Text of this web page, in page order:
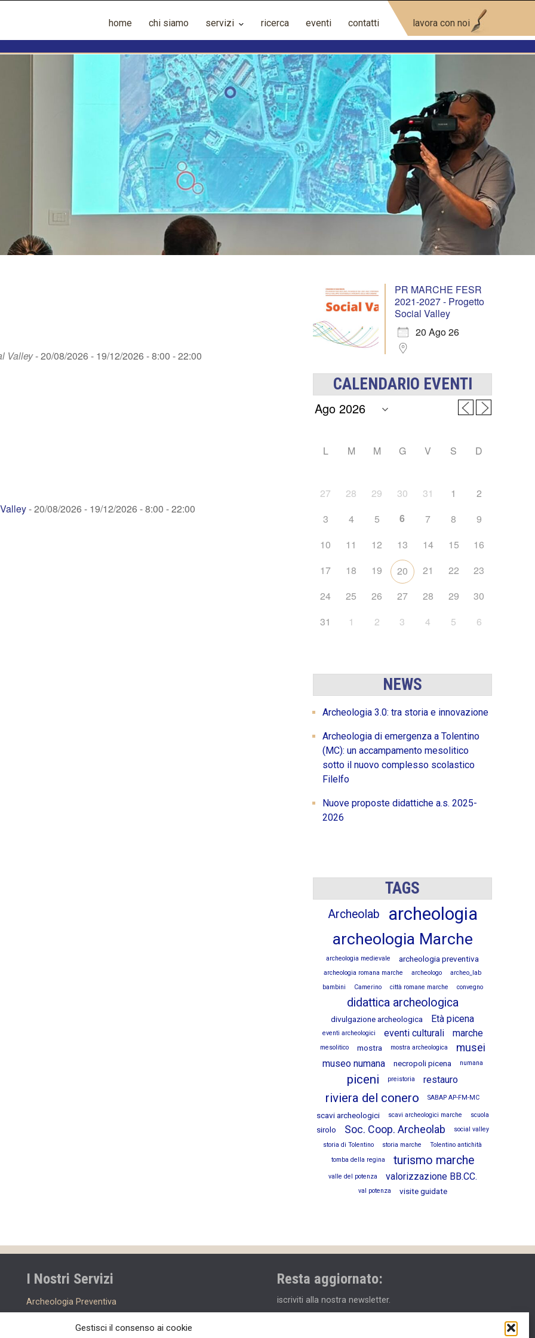
Gestisci il consenso ai cookie
home chi siamo servizi ricerca eventi contatti lavora con noi
Valley- 20/08/2026 - 19/12/2026 - 8:00 - 22:00
- 20/08/2026 - 19/12/2026 - 8:00 - 22:00
PR MARCHE FESR
2021-2027 - Progetto
Social Valley
20 Ago 26
CALENDARIO EVENTI
L M M G V S D
27 28 29 30 31 1
2
3
4 5 6 7 8
9
10
11 12 13 14 15
16
17
18 19 20 21 22
23
24
25 26 27 28 29
30
31
1 2 3 4 5 6
NEWS
Archeologia 3.0: tra storia e innovazione
Archeologia di emergenza a Tolentino
(MC): un accampamento mesolitico
sotto il nuovo complesso scolastico
Filelfo
Nuove proposte didattiche a.s. 2025-
2026
TAGS
Archeolab archeologia
archeologia Marche
archeologia medievale archeologia preventiva
archeologia romana marche archeologo
archeo_lab
bambini
Camerino città romane marche convegno
didattica archeologica
divulgazione archeologica Età picena
eventi archeologici eventi culturali marche
mesolitico mostra mostra archeologica musei
museo numana necropoli picena numana
piceni preistoria restauro
riviera del conero SABAP AP-FM-MC
scavi archeologici scavi archeologici marche scuola
sirolo Soc. Coop. Archeolab
social valley
storia di Tolentino
storia marche
Tolentino antichità
tomba della regina
turismo marche
valle del potenza valorizzazione BB.CC.
val potenza visite guidate
I Nostri Servizi
Archeologia Preventiva
Resta aggiornato:
iscriviti alla nostra newsletter.